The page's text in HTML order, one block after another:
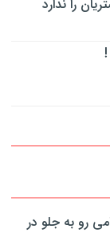
را ندارد
!
رو به جلو در